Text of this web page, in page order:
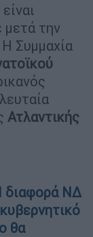
είναι
την
Συμμαχία
Ατλαντικής
διαφορά ΝΔ
θα